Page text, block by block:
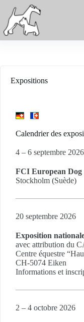
Expositions
Calendrier des
4 – 6 septembre 2026
FCI European Dog
Stockholm (Suède)
20 septembre 2026
Exposition
avec attribution du
Centre équestre
CH-5074 Eiken
Informations et
2 – 4 octobre 2026